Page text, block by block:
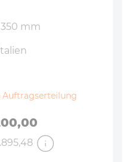
mm
Auftragserteilung